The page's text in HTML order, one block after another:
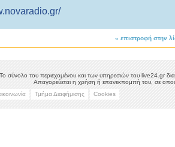
« επιστροφή στην
Το σύνολο του περιεχομένου και των υπηρεσιών του live24.gr
Απαγορεύεται η χρήση ή επανεκπομπή του, σε
Τμήμα Διαφήμισης Cookies